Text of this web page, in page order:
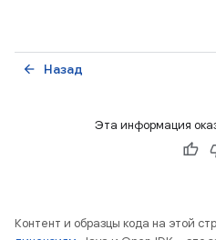
Назад
arrow_back
Эта информация
Контент и образцы кода на этой